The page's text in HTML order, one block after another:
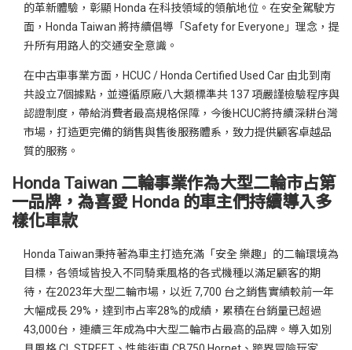
的革新體驗，彰顯 Honda 在科技領域的領航地位。在安全駕駛方
面，Honda Taiwan 將持續倡導「Safety for Everyone」理念，提
升所有用路人的交通安全意識。
在中古車事業方面，HCUC / Honda Certified Used Car 由北到南
共設立7個據點，並遵循原廠八大類標準共 137 項嚴謹檢驗程序與
認證制度，帶給消費者最高規格保障，今後HCUC將持續深耕台灣
市場，打造更完備的銷售與售後服務體系，致力提供顧客卓越品
質的服務。
Honda Taiwan 二輪事業作為大型二輪市占第
一品牌，為喜愛 Honda 的車主們持續導入多
樣化車款
Honda Taiwan秉持著為車主打造充滿「安全 樂趣」的二輪環境為
目標，各領域皆投入不同騎乘風格的各式機種以滿足顧客的期
待，在2023年大型二輪市場，以近 7,700 台之銷售實績較前一年
大幅成長 29%，達到市占率28%的成績，累積在台銷量已超過
43,000台，連續三年成為中大型二輪市占最高的品牌。導入如別